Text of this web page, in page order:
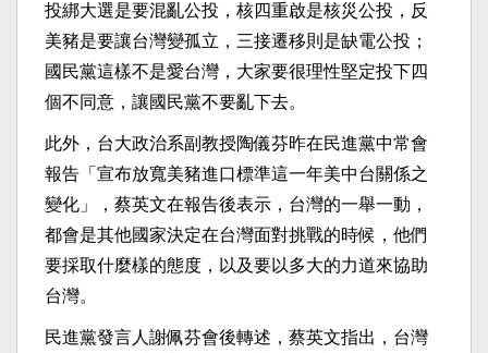
投綁大選是要混亂公投，核四重啟是核災公投，反
美豬是要讓台灣變孤立，三接遷移則是缺電公投；
國民黨這樣不是愛台灣，大家要很理性堅定投下四
個不同意，讓國民黨不要亂下去。
此外，台大政治系副教授陶儀芬昨在民進黨中常會
報告「宣布放寬美豬進口標準這一年美中台關係之
變化」，蔡英文在報告後表示，台灣的一舉一動，
都會是其他國家決定在台灣面對挑戰的時候，他們
要採取什麼樣的態度，以及要以多大的力道來協助
台灣。
民進黨發言人謝佩芬會後轉述，蔡英文指出，台灣